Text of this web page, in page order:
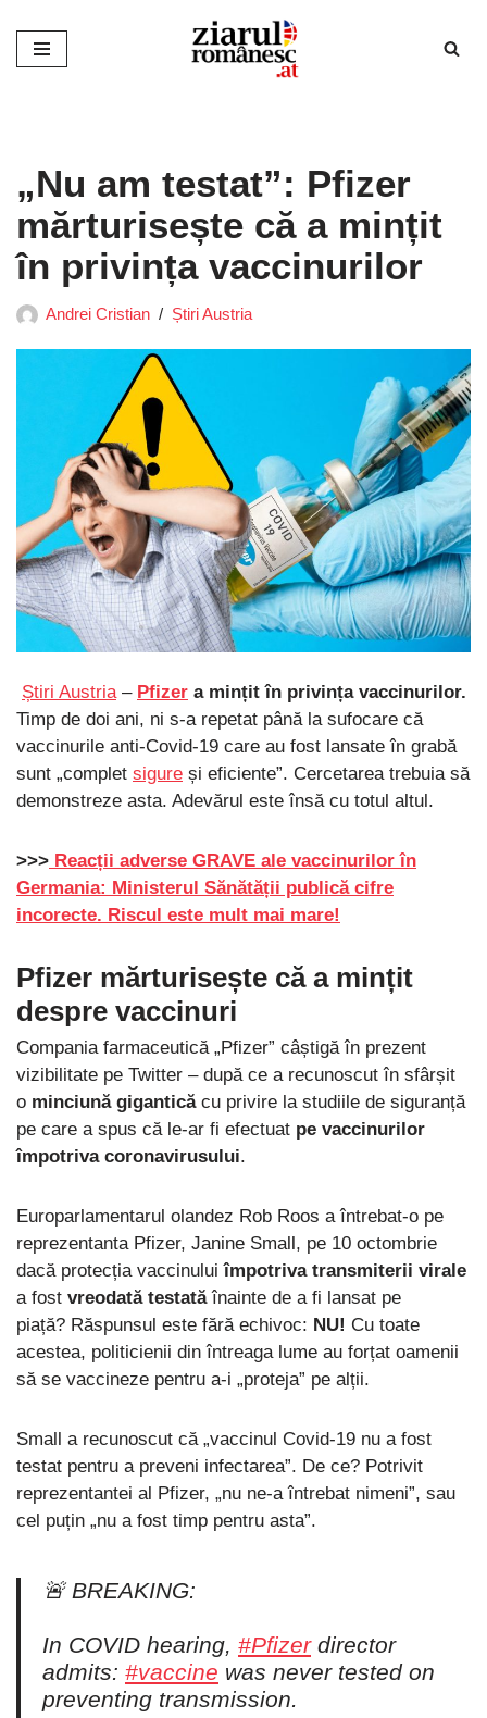
Sari
„Nu am testat”: Pfizer
mărturisește că a mințit
în privința vaccinurilor
Andrei Cristian Știri Austria
Știri Austria – Pfizer a mințit în privința vaccinurilor.
Timp de doi ani, ni s-a repetat până la sufocare că
vaccinurile anti-Covid-19 care au fost lansate în grabă
sunt „complet sigure și eficiente”. Cercetarea trebuia să
demonstreze asta. Adevărul este însă cu totul altul.
>>> Reacții adverse GRAVE ale vaccinurilor în
Germania: Ministerul Sănătății publică cifre
incorecte. Riscul este mult mai mare!
Pfizer mărturisește că a mințit
despre vaccinuri
Compania farmaceutică „Pfizer” câștigă în prezent
vizibilitate pe Twitter – după ce a recunoscut în sfârșit
o minciună giganticăcu privire la studiile de siguranță
pe care a spus că le-ar fi efectuat pe vaccinurilor
împotriva coronavirusului.
Europarlamentarul olandez Rob Roos a întrebat-o pe
reprezentanta Pfizer, Janine Small, pe 10 octombrie
dacă protecția vaccinuluiîmpotriva transmiterii virale
a fost vreodată testatăînainte de a fi lansat pe
piață? Răspunsul este fără echivoc: NU! Cu toate
acestea, politicienii din întreaga lume au forțat oamenii
să se vaccineze pentru a-i „proteja” pe alții.
Small a recunoscut că „vaccinul Covid-19 nu a fost
testat pentru a preveni infectarea”. De ce? Potrivit
reprezentantei al Pfizer, „nu ne-a întrebat nimeni”, sau
cel puțin „nu a fost timp pentru asta”.
🚨 BREAKING:
In COVID hearing, #Pfizerdirector
admits: #vaccine was never tested on
preventing transmission.